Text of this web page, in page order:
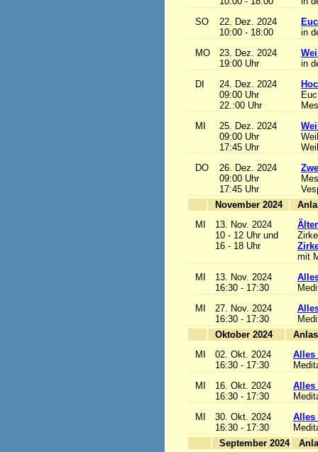
SO
22. Dez. 2024
10:00 - 18:00
in
MO
23. Dez. 2024
19:00 Uhr
in
DI
24. Dez. 2024
09:00 Uhr
22.:00 Uhr
MI
25. Dez. 2024
09:00 Uhr
17:45 Uhr
DO
26. Dez. 2024
09:00 Uhr
17:45 Uhr
November 2024
MI
13. Nov. 2024
10 - 12 Uhr und
16 - 18 Uhr
mit
MI
13. Nov. 2024
16:30 - 17:30
MI
27. Nov. 2024
16:30 - 17:30
Oktober 2024
MI
02. Okt. 2024
16:30 - 17:30
Alles
MI
16. Okt. 2024
16:30 - 17:30
Alles
MI
30. Okt. 2024
16:30 - 17:30
Alles
September 2024